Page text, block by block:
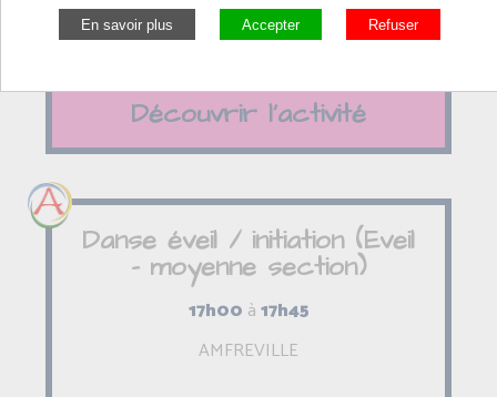
Découvrir l'activité
Danse éveil / initiation (Eveil
- moyenne section)
17h00 à17h45
AMFREVILLE